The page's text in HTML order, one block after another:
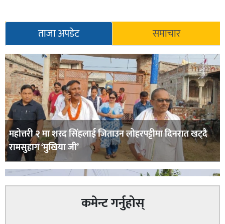
ताजा अपडेट समाचार
महोत्तरी २ मा शरद सिंहलाई जिताउन लोहरपट्टीमा दिनरात खट्दै
रामसुहाग ‘मुखिया जी’
कमेन्ट गर्नुहोस्